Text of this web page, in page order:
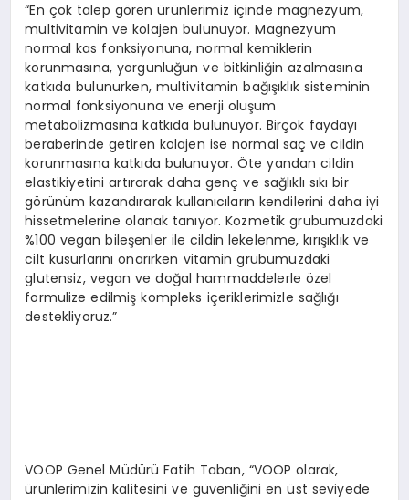
“En çok talep gören ürünlerimiz içinde magnezyum,
multivitamin ve kolajen bulunuyor. Magnezyum
normal kas fonksiyonuna, normal kemiklerin
korunmasına, yorgunluğun ve bitkinliğin azalmasına
katkıda bulunurken, multivitamin bağışıklık sisteminin
normal fonksiyonuna ve enerji oluşum
metabolizmasına katkıda bulunuyor. Birçok faydayı
beraberinde getiren kolajen ise normal saç ve cildin
korunmasına katkıda bulunuyor. Öte yandan cildin
elastikiyetini artırarak daha genç ve sağlıklı sıkı bir
görünüm kazandırarak kullanıcıların kendilerini daha iyi
hissetmelerine olanak tanıyor. Kozmetik grubumuzdaki
%100 vegan bileşenler ile cildin lekelenme, kırışıklık ve
cilt kusurlarını onarırken vitamin grubumuzdaki
glutensiz, vegan ve doğal hammaddelerle özel
formulize edilmiş kompleks içeriklerimizle sağlığı
destekliyoruz.”
VOOP Genel Müdürü Fatih Taban, “VOOP olarak,
ürünlerimizin kalitesini ve güvenliğini en üst seviyede